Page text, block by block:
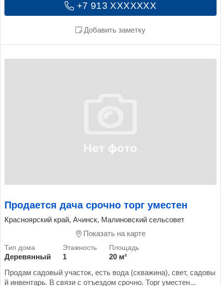
+7 913 XXXXXXX
Добавить заметку
Продается дача срочно торг уместен
Красноярский край, Ачинск, Малиновский сельсовет
Показать на карте
Деревянный 1
20 м²
Продам садовый участок, есть вода (скважина), свет, садовы
й инвентарь. В связи с отъездом срочно. Торг уместен...